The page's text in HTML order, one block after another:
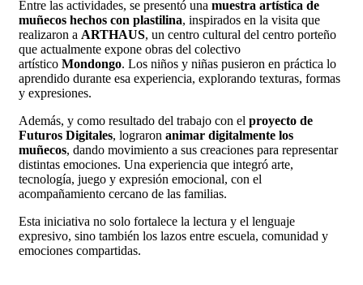
Entre las actividades, se presentó una muestra artística de
muñecos hechos con plastilina, inspirados en la visita que
realizaron a ARTHAUS, un centro cultural del centro porteño
que actualmente expone obras del colectivo
artístico Mondongo. Los niños y niñas pusieron en práctica lo
aprendido durante esa experiencia, explorando texturas, formas
y expresiones.
Además, y como resultado del trabajo con el proyecto de
Futuros Digitales, lograron animar digitalmente los
muñecos, dando movimiento a sus creaciones para representar
distintas emociones. Una experiencia que integró arte,
tecnología, juego y expresión emocional, con el
acompañamiento cercano de las familias.
Esta iniciativa no solo fortalece la lectura y el lenguaje
expresivo, sino también los lazos entre escuela, comunidad y
emociones compartidas.